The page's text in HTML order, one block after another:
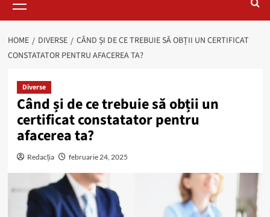
Menu
HOME DIVERSE
CÂND ȘI DE CE TREBUIE SĂ OBȚII UN CERTIFICAT
CONSTATATOR PENTRU AFACEREA TA?
Diverse
Când și de ce trebuie să obții un
certificat constatator pentru
afacerea ta?
Redacția februarie 24, 2025